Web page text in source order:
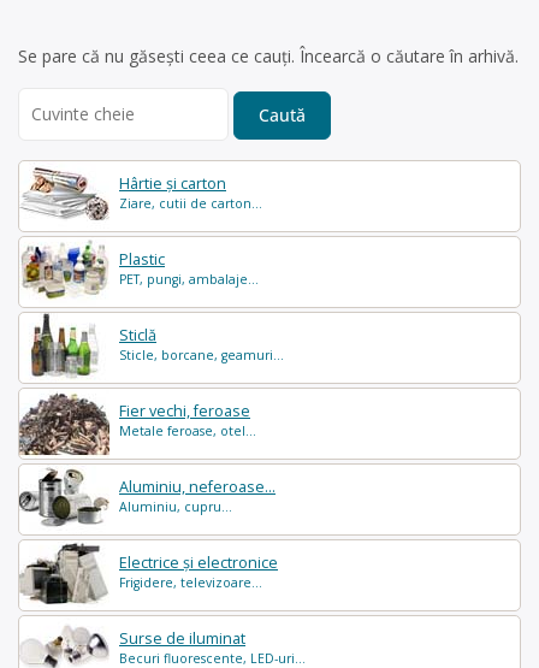
Hârtie și carton
Ziare, cutii de carton...
Plastic
PET, pungi, ambalaje...
Sticlă
Sticle, borcane, geamuri...
Fier vechi, feroase
Metale feroase, otel...
Aluminiu, neferoase...
Aluminiu, cupru...
Electrice și electronice
Frigidere, televizoare...
Surse de iluminat
Becuri fluorescente, LED-uri...
Se pare că nu găsești ceea ce cauți. Încearcă o căutare în arhivă.
for: